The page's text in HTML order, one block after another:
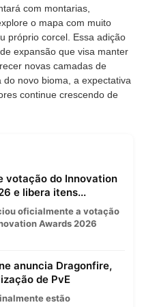
com montarias,
o mapa com muito
próprio corcel. Essa adição
expansão que visa manter
novas camadas de
novo bioma, a expectativa
continue crescendo de
votação do Innovation
e libera itens...
oficialmente a votação
Awards 2026
anuncia Dragonfire,
de PvE
estão